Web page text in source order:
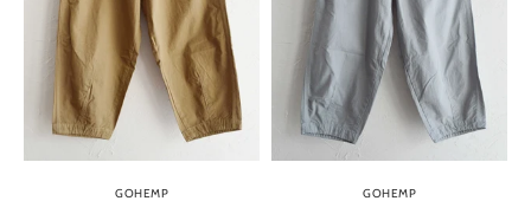
GOHEMP GOHEMP